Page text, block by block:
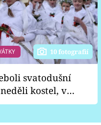
10 fotografií
svatodušní
kostel, v